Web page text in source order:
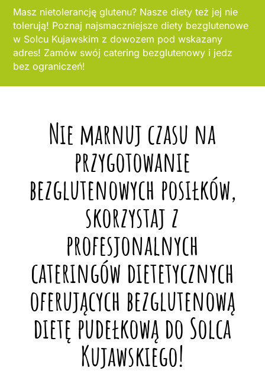
Masz nietolerancję glutenu? Nasze diety też jej nie
tolerują! Poznaj najsmaczniejsze diety bezglutenowe
w Solcu Kujawskim z dowozem pod wskazany
adres! Zamów swój catering bezglutenowy i jedz
bez ograniczeń!
Nie marnuj czasu na
przygotowanie
bezglutenowych posiłków,
skorzystaj z
profesjonalnych
cateringów dietetycznych
oferujących bezglutenową
dietę pudełkową do Solca
Kujawskiego!